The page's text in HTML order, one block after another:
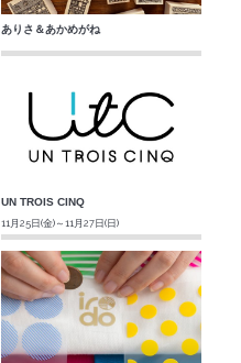
ありさ＆あかめがね
UN TROIS CINQ
11月25日(金)～11月27日(日)